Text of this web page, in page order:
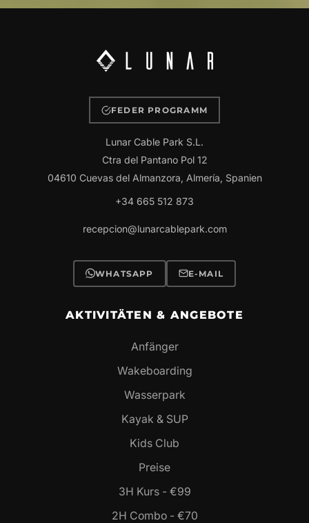
FEDER PROGRAMM
Lunar Cable Park S.L.
Ctra del Pantano Pol 12
04610 Cuevas del Almanzora, Almería, Spanien
+34 665 512 873
recepcion@lunarcablepark.com
WHATSAPP E-MAIL
AKTIVITÄTEN & ANGEBOTE
Anfänger
Wakeboarding
Wasserpark
Kayak & SUP
Kids Club
Preise
3H Kurs - €99
2H Combo - €70